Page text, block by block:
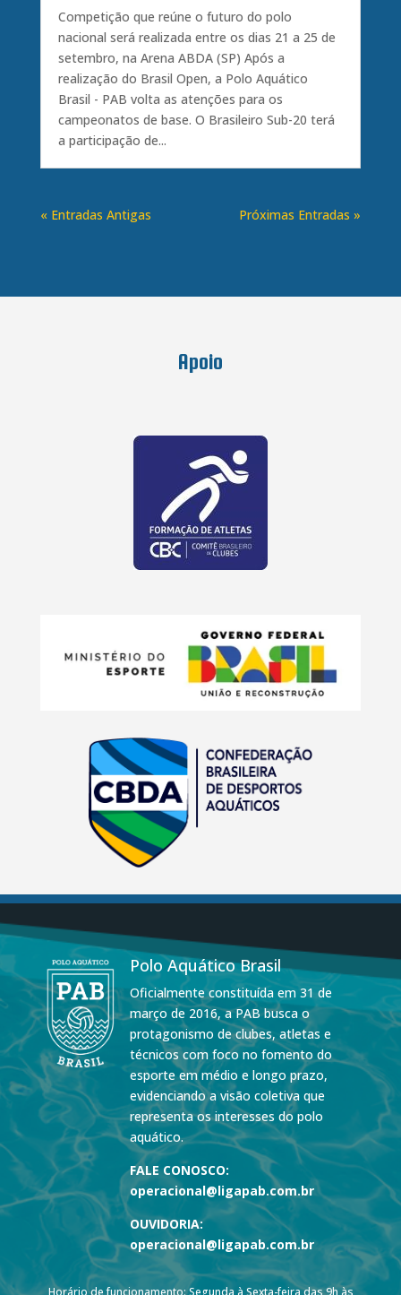
Competição que reúne o futuro do polo
nacional será realizada entre os dias 21 a 25 de
setembro, na Arena ABDA (SP) Após a
realização do Brasil Open, a Polo Aquático
Brasil - PAB volta as atenções para os
campeonatos de base. O Brasileiro Sub-20 terá
a participação de...
« Entradas Antigas Próximas Entradas »
Apoio
Polo Aquático Brasil
Oficialmente constituída em 31 de
março de 2016, a PAB busca o
protagonismo de clubes, atletas e
técnicos com foco no fomento do
esporte em médio e longo prazo,
evidenciando a visão coletiva que
representa os interesses do polo
aquático.
FALE CONOSCO:
operacional@ligapab.com.br
OUVIDORIA:
operacional@ligapab.com.br